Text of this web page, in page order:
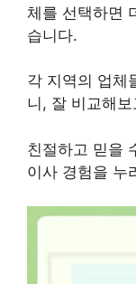
체를 선택하면
습니다.
각 지역의 업체
니, 잘 비교해
친절하고 믿을
이사 경험을 누